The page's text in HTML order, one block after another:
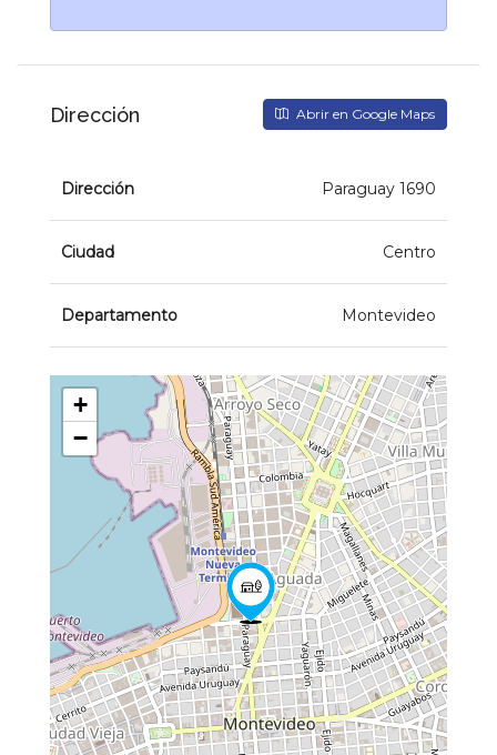
Dirección Abrir en Google Maps
Dirección Paraguay 1690
Ciudad Centro
Departamento Montevideo
+
−